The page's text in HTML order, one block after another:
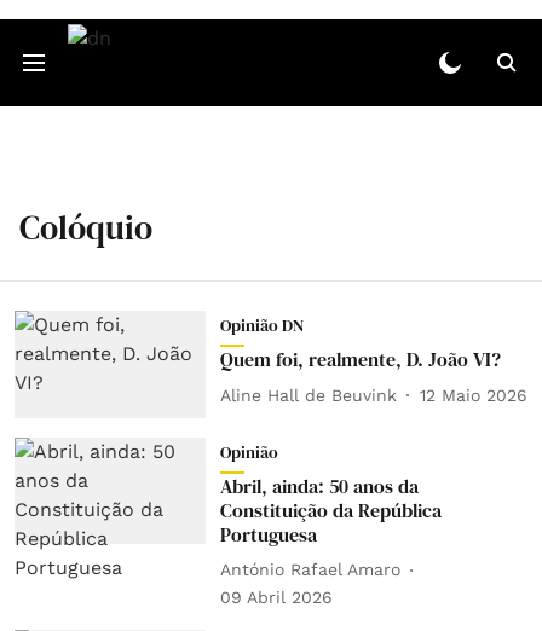
Colóquio
Opinião DN
Quem foi, realmente, D. João VI?
Aline Hall de Beuvink 12 Maio 2026
Opinião
Abril, ainda: 50 anos da
Constituição da República
Portuguesa
António Rafael Amaro
09 Abril 2026